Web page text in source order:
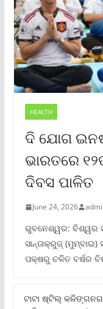
HEALTH
ଦି ଯୋଗ
ଭାରତରେ
ଦିବସ ପାଳିତ
June 24, 2026
ଭୁବନେଶ୍ୱର: ବିଶ୍ୱର
ସାନ୍ତାକ୍ରୁଜ୍
ପକ୍ଷରୁ ଚଳିତ ବର୍ଷର
ଟାଟା ଷ୍ଟିଲ୍‌